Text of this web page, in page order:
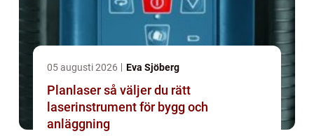
05 augusti 2026 Eva Sjöberg
Planlaser så väljer du rätt
laserinstrument för bygg och
anläggning